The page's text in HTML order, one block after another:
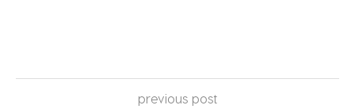
previous post